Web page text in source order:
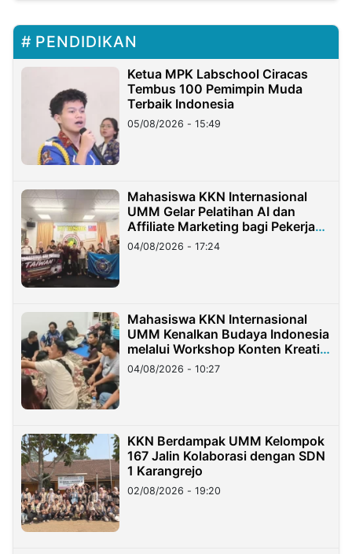
PENDIDIKAN
Ketua MPK Labschool Ciracas
Tembus 100 Pemimpin Muda
Terbaik Indonesia
05/08/2026 - 15:49
Mahasiswa KKN Internasional
UMM Gelar Pelatihan AI dan
Affiliate Marketing bagi Pekerja
Migran Indonesia di Taiwan
04/08/2026 - 17:24
Mahasiswa KKN Internasional
UMM Kenalkan Budaya Indonesia
melalui Workshop Konten Kreatif
di Taiwan
04/08/2026 - 10:27
KKN Berdampak UMM Kelompok
167 Jalin Kolaborasi dengan SDN
1 Karangrejo
02/08/2026 - 19:20